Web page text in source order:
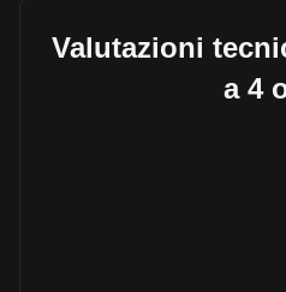
Valutazioni
a 4